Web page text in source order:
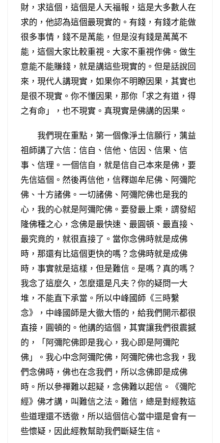
財，求這個，這個是人天福報，這是大多數人在
求的，他認為這個最現實的。有錢，有錢才能做
很多事情，錢不是萬能，但是沒有錢是萬萬不
能，這個大家比較重視。大家不重視作佛。做生
意能不能賺錢，就是講這些現實的。但是話說回
來，現代人講現實，如果你不明瞭因果，其實也
是很不現實。你不懂因果，那你「求之有道，得
之有命」，也不現實。真現實是佛講的因果。
我們現在重點，第一個像淨土信願行，蕅益
祖師講了六信：信自、信他、信因、信果、信
事、信理。一個信自，就是信自己本來是佛，要
先信這個。然後再信他，信釋迦牟尼佛、阿彌陀
佛、十方諸佛。一切諸佛、阿彌陀佛也是我的
心，我的心就是阿彌陀佛。要發最上乘，謂發紹
隆佛種之心，念佛是最快速、最圓頓、最直接、
最究竟的，就很直接了。當你念佛時就是成佛
時，那還有比這個更快的嗎？念佛時就是成佛
時，事實就是這樣，但是難信。是嗎？真的嗎？
我念了這麼久，怎麼還是凡夫？你的疑問一大
堆，不能直下承當。所以中峰國師《三時繫
念》，中峰國師是大徹大悟的，給我們開示都很
直接，圓頓的。他講的這個，其實讓我們很震撼
的，「阿彌陀佛即是我心，我心即是阿彌陀
佛」。我心中念阿彌陀佛，阿彌陀佛也念我，我
們念佛時，佛也在念我們，所以念佛即是成佛
時。所以參禪難以起疑，念佛難以起信。《彌陀
經》佛才講，叫難信之法。難信，總是對經教這
些道理還不透徹，所以這個信心當中還是會有一
些懷疑，因此經教幫助我們斷疑生信。